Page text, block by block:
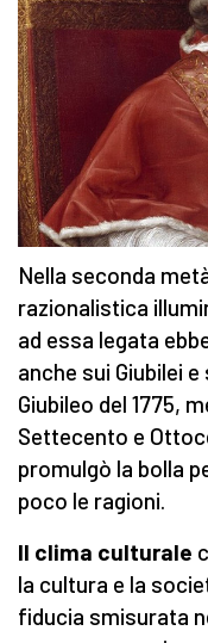
Nella seconda
razionalistica
ad essa legata
anche sui Giubilei
Giubileo del 1775,
Settecento e
promulgò la bolla
poco le ragioni.
Il clima culturale
la cultura e la
fiducia smisurata